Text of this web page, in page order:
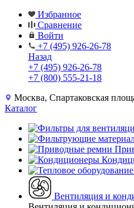
Избранное
Сравнение
Войти
+7 (495) 926-26-78
Назад
+7 (495) 926-26-78
+7 (800) 555-21-18
Москва, Спартаковская
Каталог
Вентиляция и